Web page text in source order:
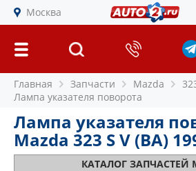
Москва
Главная Запчасти Mazda
Лампа указателя поворота
Лампа указателя
Mazda 323 S V (BA)
КАТАЛОГ ЗАПЧАСТЕЙ